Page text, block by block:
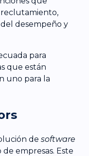
desempeño y
para
que están
uno para la
de software
empresas. Este